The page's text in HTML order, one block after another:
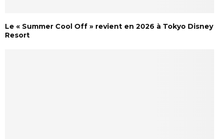
Le « Summer Cool Off » revient en 2026 à Tokyo Disney
Resort